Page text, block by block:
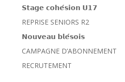
𝗦𝘁𝗮𝗴𝗲 𝗰𝗼𝗵𝗲́𝘀𝗶𝗼𝗻 𝗨𝟭𝟳
REPRISE SENIORS R2
𝗡𝗼𝘂𝘃𝗲𝗮𝘂 𝗯𝗹𝗲́𝘀𝗼𝗶𝘀
CAMPAGNE D’ABONNEMENT
RECRUTEMENT